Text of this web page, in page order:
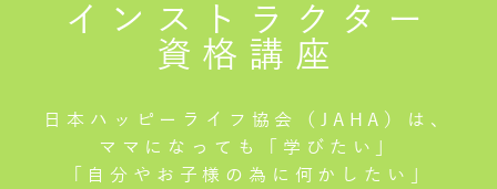
インストラクター
資格講座
日本ハッピーライフ協会（JAHA）は、
ママになっても「学びたい」
「自分やお子様の為に何かしたい」